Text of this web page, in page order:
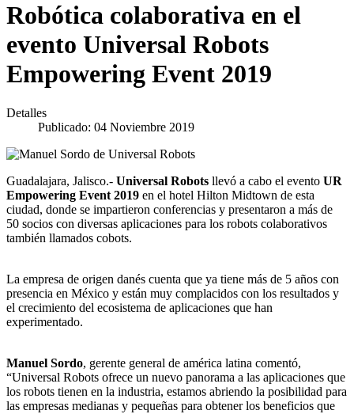
Robótica colaborativa en el
evento Universal Robots
Empowering Event 2019
Detalles
Publicado: 04 Noviembre 2019
Guadalajara, Jalisco.- Universal Robots llevó a cabo el evento UR
Empowering Event 2019 en el hotel Hilton Midtown de esta
ciudad, donde se impartieron conferencias y presentaron a más de
50 socios con diversas aplicaciones para los robots colaborativos
también llamados cobots.
La empresa de origen danés cuenta que ya tiene más de 5 años con
presencia en México y están muy complacidos con los resultados y
el crecimiento del ecosistema de aplicaciones que han
experimentado.
Manuel Sordo, gerente general de américa latina comentó,
“Universal Robots ofrece un nuevo panorama a las aplicaciones que
los robots tienen en la industria, estamos abriendo la posibilidad para
las empresas medianas y pequeñas para obtener los beneficios que